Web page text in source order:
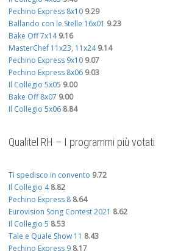
Pechino Express 8x10 9.29
Ballando con le Stelle 16x01 9.23
Bake Off 7x14 9.16
MasterChef 11x23, 11x24 9.14
Pechino Express 9x10 9.07
Pechino Express 8x06 9.03
Il Collegio 5x05 9.00
Bake Off 8x07 9.00
Il Collegio 5x06 8.84
Qualitel RH – I programmi più votati
Ti spedisco in convento 9.72
Il Collegio 4 8.82
Pechino Express 8 8.64
Eurovision Song Contest 2021 8.62
Il Collegio 5 8.53
Tale e Quale Show 11 8.43
Pechino Express 9 8.17